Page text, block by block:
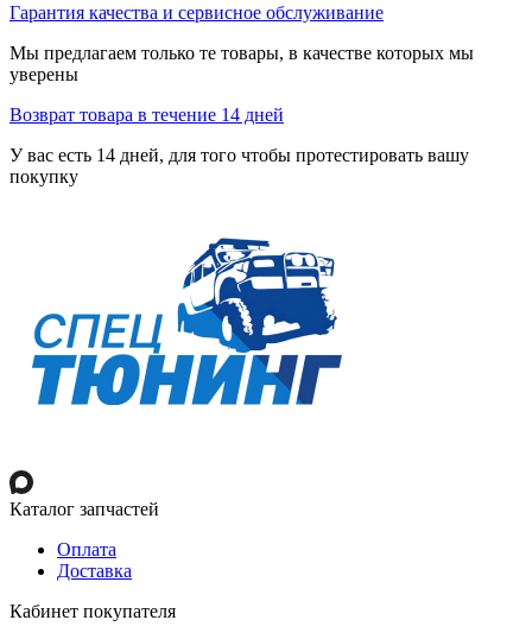
Гарантия качества и сервисное обслуживание
Мы предлагаем только те товары, в качестве которых мы
уверены
Возврат товара в течение 14 дней
У вас есть 14 дней, для того чтобы протестировать вашу
покупку
Каталог запчастей
Оплата
Доставка
Кабинет покупателя